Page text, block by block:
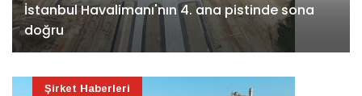
İstanbul Havalimanı'nın 4. ana pistinde sona
doğru
Şirket Haberleri